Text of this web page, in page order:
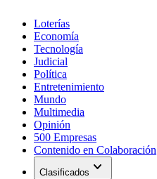
Loterías
Economía
Tecnología
Judicial
Política
Entretenimiento
Mundo
Multimedia
Opinión
500 Empresas
Contenido en Colaboración
Clasificados expand_more